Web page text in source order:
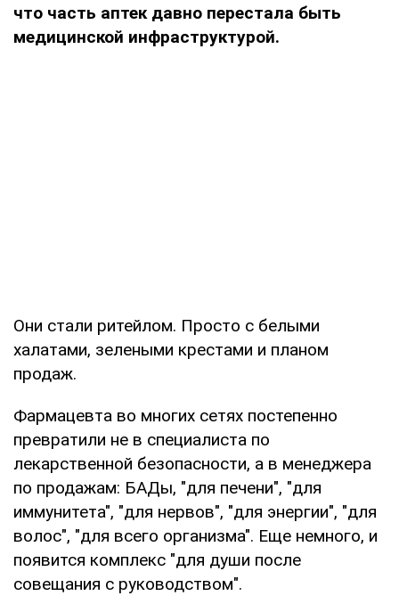
что часть аптек давно перестала быть
медицинской инфраструктурой.
Они стали ритейлом. Просто с белыми
халатами, зелеными крестами и планом
продаж.
Фармацевта во многих сетях постепенно
превратили не в специалиста по
лекарственной безопасности, а в менеджера
по продажам: БАДы, "для печени", "для
иммунитета", "для нервов", "для энергии", "для
волос", "для всего организма". Еще немного, и
появится комплекс "для души после
совещания с руководством".